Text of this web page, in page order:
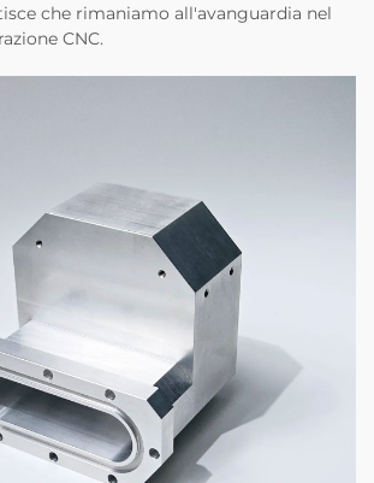
che rimaniamo all'avanguardia nel
CNC.